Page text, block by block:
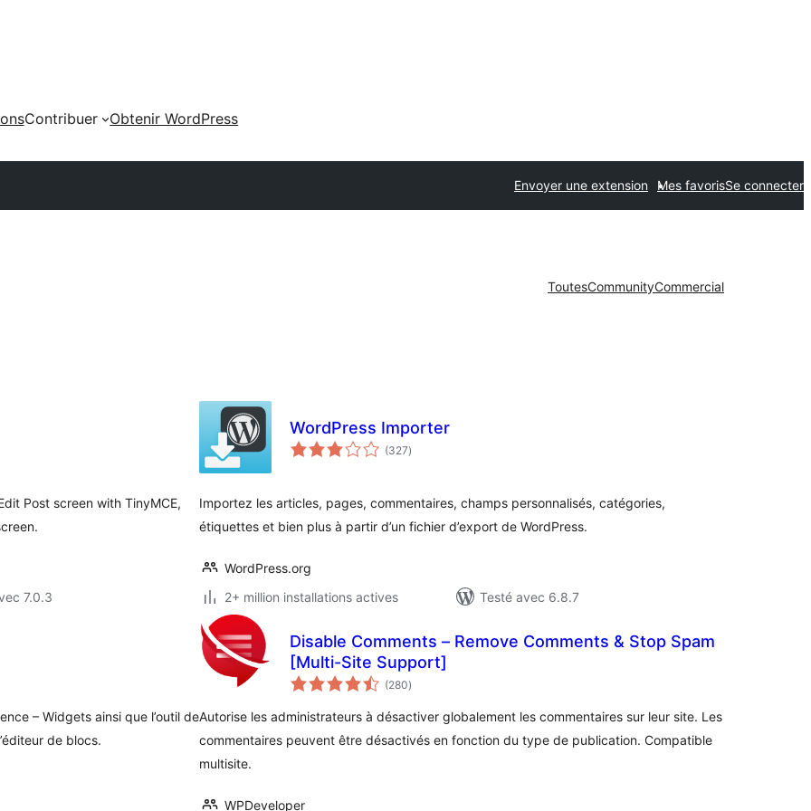
Contribuer
Obtenir WordPress
Envoyer une extension Mes favorisSe connecter
ToutesCommunityCommercial
Post screen with TinyMCE,
7.0.3
WordPress Importer
(327notes
en
)
Importez les articles, pages, commentaires, champs personnalisés, catégories,
étiquettes et bien plus à partir d’un fichier d’export de WordPress.
WordPress.org
2+ million installations actives
Testé avec 6.8.7
– Widgets ainsi que l’outil de
de blocs.
Disable Comments – Remove Comments & Stop Spam
[Multi-Site Support]
(280notes
en
)
Autorise les administrateurs à désactiver globalement les commentaires sur leur site. Les
commentaires peuvent être désactivés en fonction du type de publication. Compatible
multisite.
WPDeveloper